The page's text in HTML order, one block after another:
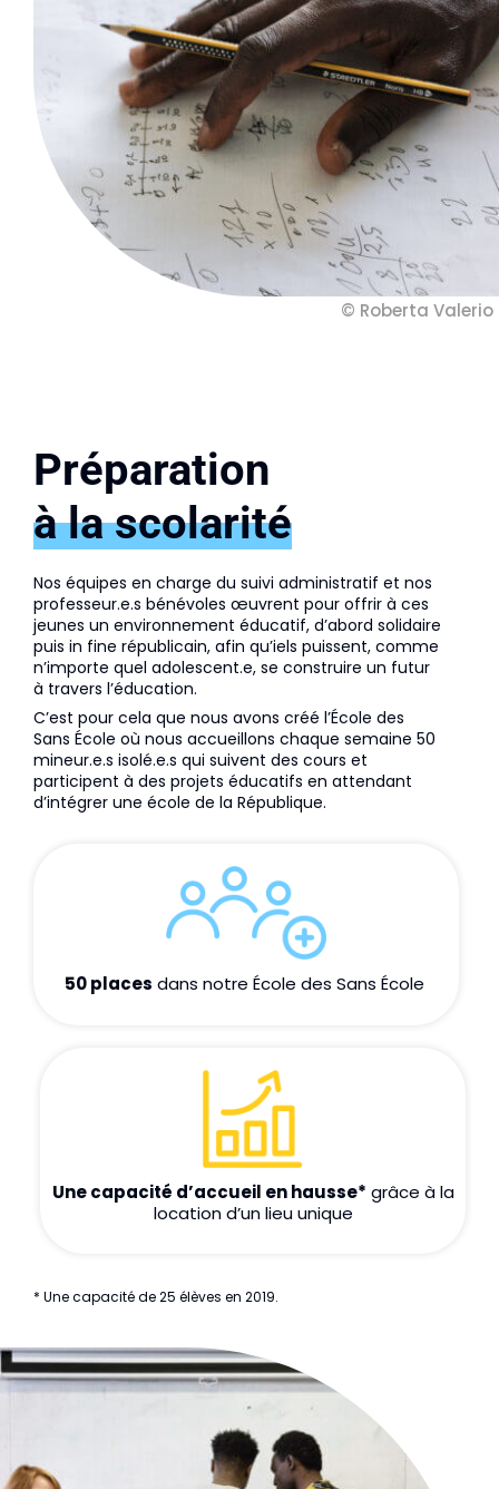
© Roberta Valerio
Préparation
à la scolarité
Nos équipes en charge du suivi administratif et nos
professeur.e.s bénévoles œuvrent pour offrir à ces
jeunes un environnement éducatif, d’abord solidaire
puis in fine républicain, afin qu’iels puissent, comme
n’importe quel adolescent.e, se construire un futur
à travers l’éducation.
C’est pour cela que nous avons créé l’École des
Sans École où nous accueillons chaque semaine 50
mineur.e.s isolé.e.s qui suivent des cours et
participent à des projets éducatifs en attendant
d’intégrer une école de la République.
50 places dans notre École des Sans École
Une capacité d’accueil en hausse* grâce à la
location d’un lieu unique
* Une capacité de 25 élèves en 2019.